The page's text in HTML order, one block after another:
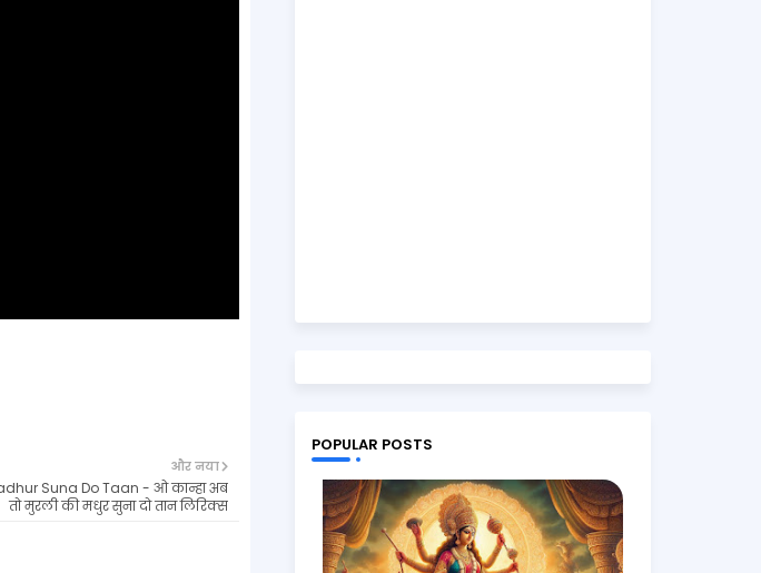
और नया
Suna Do Taan - ओ कान्हा अब
तो मुरली की मधुर सुना दो तान लिरिक्स
POPULAR POSTS